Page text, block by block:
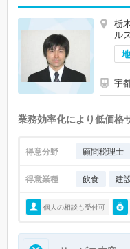
栃
ル
宇
業務効率化により低価格
得意分野 顧問税理士
得意業種 飲食 建
個人の相談も受付可